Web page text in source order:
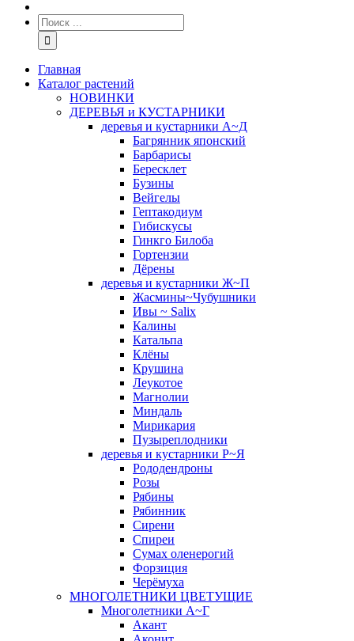
Главная
Каталог растений
НОВИНКИ
ДЕРЕВЬЯ и КУСТАРНИКИ
деревья и кустарники А~Д
Багрянник японский
Барбарисы
Бересклет
Бузины
Вейгелы
Гептакодиум
Гибискусы
Гинкго Билоба
Гортензии
Дёрены
деревья и кустарники Ж~П
Жасмины~Чубушники
Ивы ~ Salix
Калины
Катальпа
Клёны
Крушина
Леукотое
Магнолии
Миндаль
Мирикария
Пузыреплодники
деревья и кустарники Р~Я
Рододендроны
Розы
Рябины
Рябинник
Сирени
Спиреи
Сумах оленерогий
Форзиция
Черёмуха
МНОГОЛЕТНИКИ ЦВЕТУЩИЕ
Многолетники А~Г
Акант